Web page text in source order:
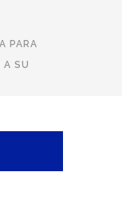
PARA
A SU